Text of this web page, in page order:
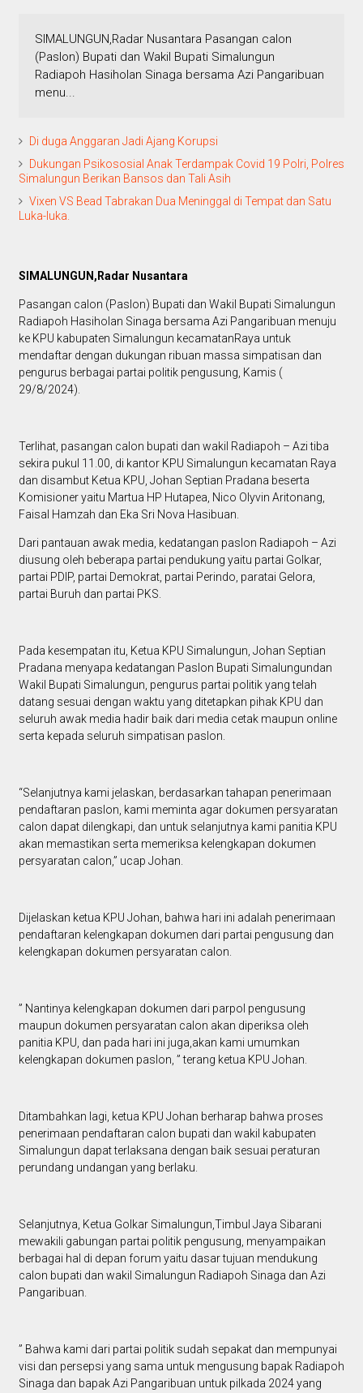
SIMALUNGUN,Radar Nusantara Pasangan calon
(Paslon) Bupati dan Wakil Bupati Simalungun
Radiapoh Hasiholan Sinaga bersama Azi Pangaribuan
menu...
Di duga Anggaran Jadi Ajang Korupsi
Dukungan Psikososial Anak Terdampak Covid 19 Polri, Polres
Simalungun Berikan Bansos dan Tali Asih
Vixen VS Bead Tabrakan Dua Meninggal di Tempat dan Satu
Luka-luka.
SIMALUNGUN,Radar Nusantara
Pasangan calon (Paslon) Bupati dan Wakil Bupati Simalungun
Radiapoh Hasiholan Sinaga bersama Azi Pangaribuan menuju
ke KPU kabupaten Simalungun kecamatanRaya untuk
mendaftar dengan dukungan ribuan massa simpatisan dan
pengurus berbagai partai politik pengusung, Kamis (
29/8/2024).
Terlihat, pasangan calon bupati dan wakil Radiapoh – Azi tiba
sekira pukul 11.00, di kantor KPU Simalungun kecamatan Raya
dan disambut Ketua KPU, Johan Septian Pradana beserta
Komisioner yaitu Martua HP Hutapea, Nico Olyvin Aritonang,
Faisal Hamzah dan Eka Sri Nova Hasibuan.
Dari pantauan awak media, kedatangan paslon Radiapoh – Azi
diusung oleh beberapa partai pendukung yaitu partai Golkar,
partai PDIP, partai Demokrat, partai Perindo, paratai Gelora,
partai Buruh dan partai PKS.
Pada kesempatan itu, Ketua KPU Simalungun, Johan Septian
Pradana menyapa kedatangan Paslon Bupati Simalungundan
Wakil Bupati Simalungun, pengurus partai politik yang telah
datang sesuai dengan waktu yang ditetapkan pihak KPU dan
seluruh awak media hadir baik dari media cetak maupun online
serta kepada seluruh simpatisan paslon.
“Selanjutnya kami jelaskan, berdasarkan tahapan penerimaan
pendaftaran paslon, kami meminta agar dokumen persyaratan
calon dapat dilengkapi, dan untuk selanjutnya kami panitia KPU
akan memastikan serta memeriksa kelengkapan dokumen
persyaratan calon,” ucap Johan.
Dijelaskan ketua KPU Johan, bahwa hari ini adalah penerimaan
pendaftaran kelengkapan dokumen dari partai pengusung dan
kelengkapan dokumen persyaratan calon.
” Nantinya kelengkapan dokumen dari parpol pengusung
maupun dokumen persyaratan calon akan diperiksa oleh
panitia KPU, dan pada hari ini juga,akan kami umumkan
kelengkapan dokumen paslon, ” terang ketua KPU Johan.
Ditambahkan lagi, ketua KPU Johan berharap bahwa proses
penerimaan pendaftaran calon bupati dan wakil kabupaten
Simalungun dapat terlaksana dengan baik sesuai peraturan
perundang undangan yang berlaku.
Selanjutnya, Ketua Golkar Simalungun,Timbul Jaya Sibarani
mewakili gabungan partai politik pengusung, menyampaikan
berbagai hal di depan forum yaitu dasar tujuan mendukung
calon bupati dan wakil Simalungun Radiapoh Sinaga dan Azi
Pangaribuan.
” Bahwa kami dari partai politik sudah sepakat dan mempunyai
visi dan persepsi yang sama untuk mengusung bapak Radiapoh
Sinaga dan bapak Azi Pangaribuan untuk pilkada 2024 yang